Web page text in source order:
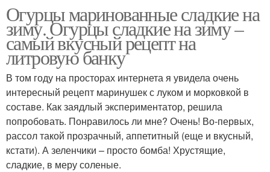
Огурцы маринованные сладкие на
зиму. Огурцы сладкие на зиму –
самый вкусный рецепт на
литровую банку
В том году на просторах интернета я увидела очень
интересный рецепт маринушек с луком и морковкой в
составе. Как заядлый экспериментатор, решила
попробовать. Понравилось ли мне? Очень! Во-первых,
рассол такой прозрачный, аппетитный (еще и вкусный,
кстати). А зеленчики – просто бомба! Хрустящие,
сладкие, в меру соленые.